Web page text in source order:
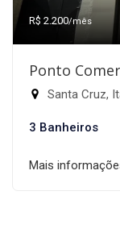
R$ 2.200/mês
Ponto
Santa Cruz,
3 Banheiros
Mais